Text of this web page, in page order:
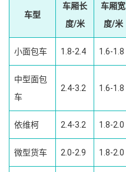
车型
车厢长
度/米
车厢宽
度/米
小面包车 1.8-2.4 1.6-1.8
中型面包
车
2.4-3.2 1.6-1.8
依维柯 2.4-3.2 1.8-2.0
微型货车 2.0-2.9 1.8-2.0